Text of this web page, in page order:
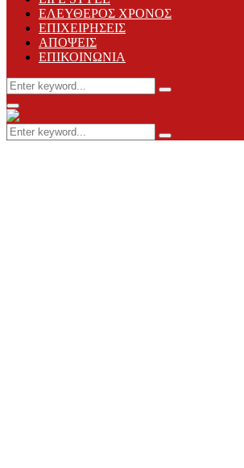
ΕΛΕΥΘΕΡΟΣ ΧΡΟΝΟΣ
ΕΠΙΧΕΙΡΗΣΕΙΣ
ΑΠΟΨΕΙΣ
ΕΠΙΚΟΙΝΩΝΙΑ
Search
for:
Search
Primary
Menu
Search
for:
Search